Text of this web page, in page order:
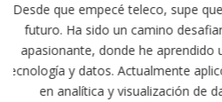
de
en
Estudiar teleco me
conectividad afecta
exige esfuerzo, he
actividades como el
convencido de que